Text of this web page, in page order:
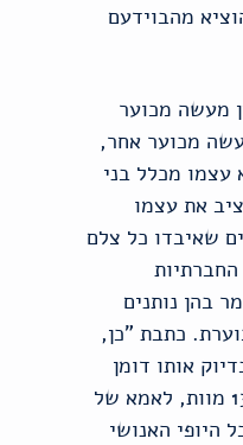
מהבוידעם
מעשה מכוער
מכוער אחר,
עצמו מכלל בני
את עצמו
שאיבדו כל צלם
בהן נותנים
כתבת "כן,
אותו דומן
אנושי שמאחל לילד בן 13 מוות, לאמא של
היופי האנושי